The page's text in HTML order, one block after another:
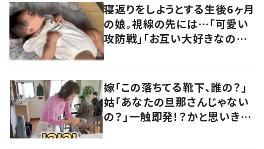
寝返りをしようとする生後6ヶ月
の娘。視線の先には…「可愛い
攻防戦」「お互い大好きなのが
嫁「この落ちてる靴下、誰の？」
姑「あなたの旦那さんじゃない
の？」一触即発！？かと思いき